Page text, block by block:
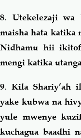
8. Utekelezaji
maisha hata katika
Nidhamu hii
mengi katika
9. Kila Shariy’ah
yake kubwa na
yule mwenye
kuchagua baadhi